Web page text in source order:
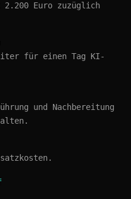
Euro zuzüglich
für einen Tag KI-
und Nachbereitung